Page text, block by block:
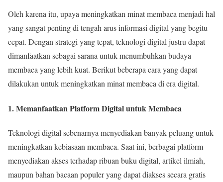
Oleh karena itu, upaya meningkatkan minat membaca menjadi hal
yang sangat penting di tengah arus informasi digital yang begitu
cepat. Dengan strategi yang tepat, teknologi digital justru dapat
dimanfaatkan sebagai sarana untuk menumbuhkan budaya
membaca yang lebih kuat. Berikut beberapa cara yang dapat
dilakukan untuk meningkatkan minat membaca di era digital.
1. Memanfaatkan Platform Digital untuk Membaca
Teknologi digital sebenarnya menyediakan banyak peluang untuk
meningkatkan kebiasaan membaca. Saat ini, berbagai platform
menyediakan akses terhadap ribuan buku digital, artikel ilmiah,
maupun bahan bacaan populer yang dapat diakses secara gratis